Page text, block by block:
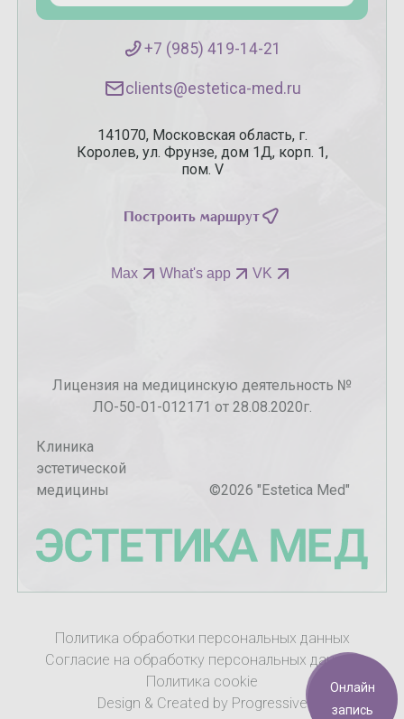
+7 (985) 419-14-21
141070, Московская область, г.
Королев, ул. Фрунзе, дом 1Д, корп. 1,
пом. V
Построить маршрут
clients@estetica-med.ru
Max What's app VK
Клиника
эстетической
медицины
Лицензия на медицинскую деятельность №
ЛО-50-01-012171 от 28.08.2020г.
©2026 "Estetica Med"
Политика обработки персональных данных
Согласие на обработку персональных данных
Политика cookie
Design & Created by Progressive
Онлайн
запись